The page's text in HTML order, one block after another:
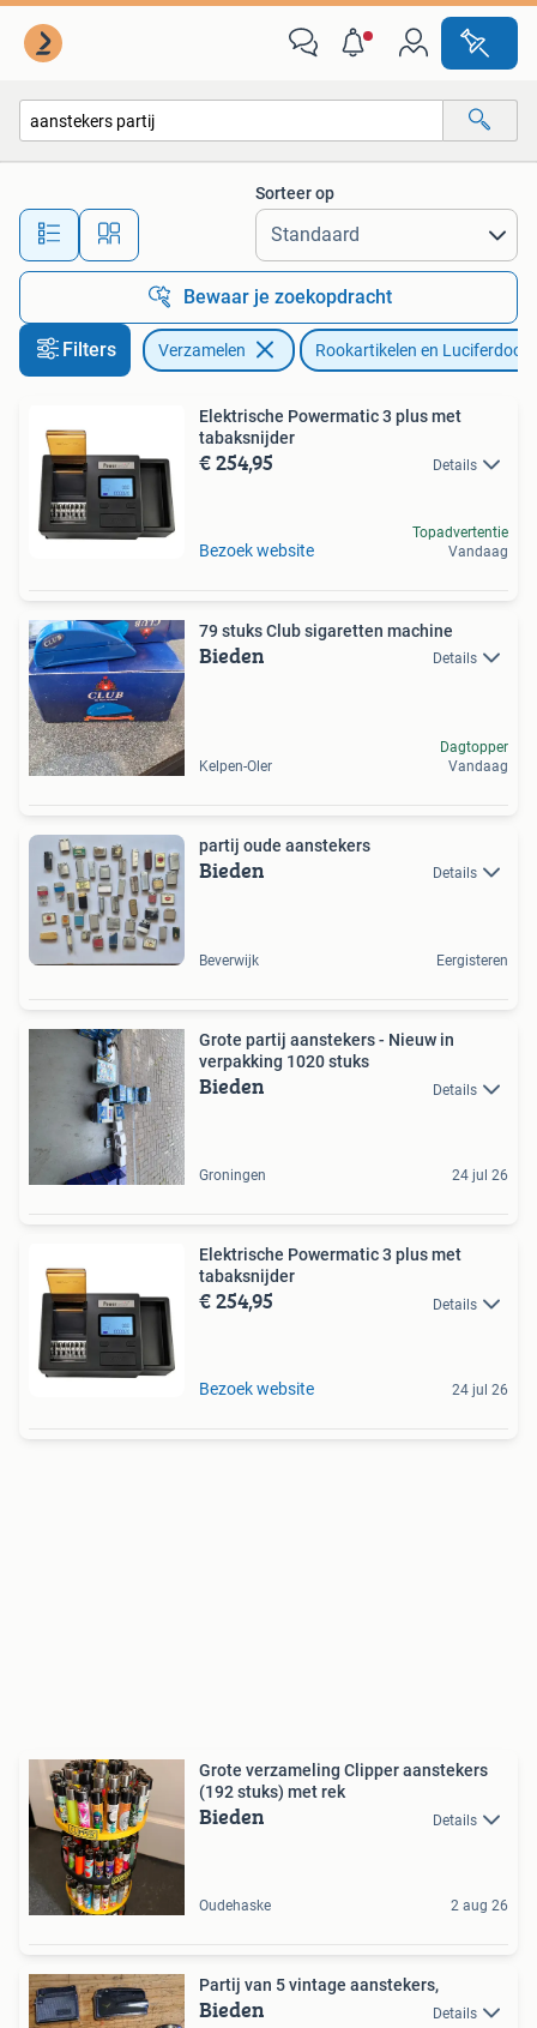
Alle afstanden…
Sorteer op
Bewaar je zoekopdracht
Filters Verzamelen Rookartikelen en
Elektrische Powermatic 3 plus met
tabaksnijder
€ 254,95 Details
Bezoek website
Topadvertentie
Vandaag
79 stuks Club sigaretten machine
Bieden Details
Kelpen-Oler
Dagtopper
Vandaag
partij oude aanstekers
Bieden Details
Beverwijk Eergisteren
Grote partij aanstekers - Nieuw in
verpakking 1020 stuks
Bieden Details
Groningen 24 jul 26
Elektrische Powermatic 3 plus met
tabaksnijder
€ 254,95 Details
Bezoek website 24 jul 26
Grote verzameling Clipper aanstekers
(192 stuks) met rek
Bieden Details
Oudehaske 2 aug 26
Partij van 5 vintage aanstekers,
Bieden Details